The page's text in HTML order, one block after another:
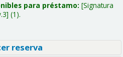
para préstamo: Signatura
(1).
reserva